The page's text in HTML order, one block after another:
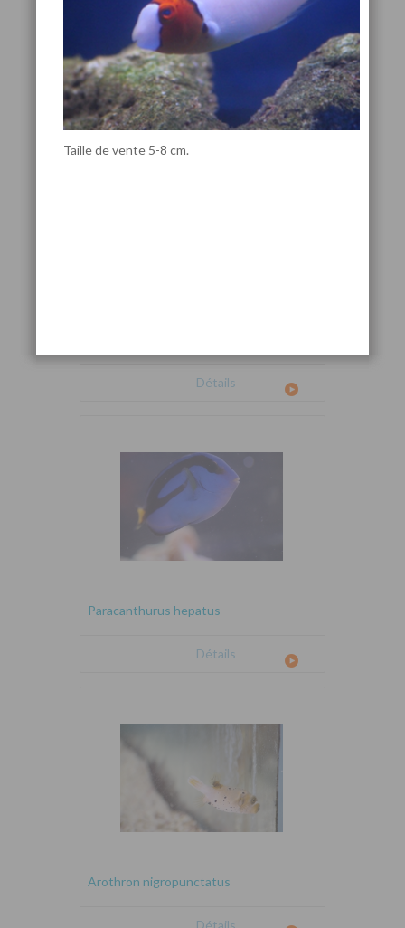
Canthigaster valentini
Détails
Détails
Paracanthurus hepatus
Détails
Arothron nigropunctatus
Détails
Taille de vente 5-8 cm.